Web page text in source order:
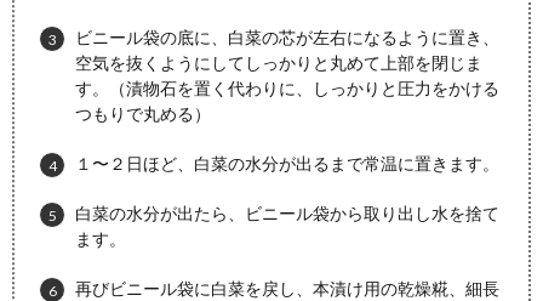
ビニール袋の底に、白菜の芯が左右になるように置き、
空気を抜くようにしてしっかりと丸めて上部を閉じま
す。（漬物石を置く代わりに、しっかりと圧力をかける
つもりで丸める）
１〜２日ほど、白菜の水分が出るまで常温に置きます。
白菜の水分が出たら、ビニール袋から取り出し水を捨て
ます。
再びビニール袋に白菜を戻し、本漬け用の乾燥糀、細長